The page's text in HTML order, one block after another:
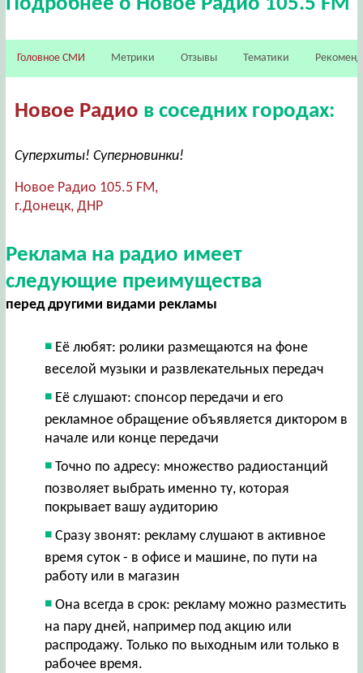
Головное СМИ Метрики Отзывы Тематики
Новое Радио в соседних городах:
Суперхиты! Суперновинки!
Новое Радио 105.5 FM,
г.Донецк, ДНР
Реклама на радио имеет
следующие преимущества
перед другими видами рекламы
Её любят: ролики размещаются на фоне
веселой музыки и развлекательных передач
Её слушают: спонсор передачи и его
рекламное обращение объявляется диктором в
начале или конце передачи
Точно по адресу: множество радиостанций
позволяет выбрать именно ту, которая
покрывает вашу аудиторию
Сразу звонят: рекламу слушают в активное
время суток - в офисе и машине, по пути на
работу или в магазин
Она всегда в срок: рекламу можно разместить
на пару дней, например под акцию или
распродажу. Только по выходным или только в
рабочее время.